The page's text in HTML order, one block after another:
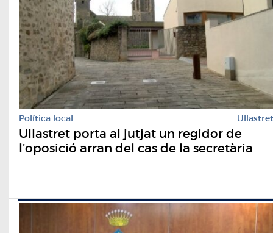
Política local Ullastret
Ullastret porta al jutjat un regidor de
l’oposició arran del cas de la secretària